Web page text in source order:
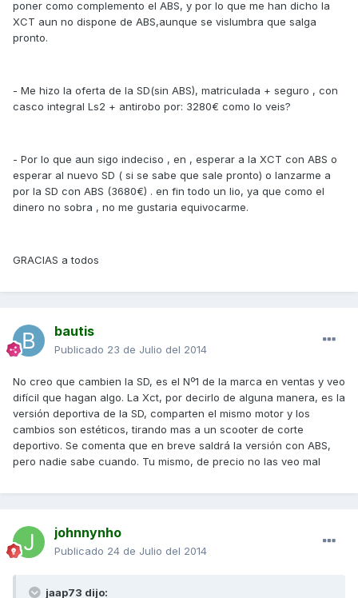
poner como complemento el ABS, y por lo que me han dicho la
XCT aun no dispone de ABS,aunque se vislumbra que salga
pronto.
- Me hizo la oferta de la SD(sin ABS), matriculada + seguro , con
casco integral Ls2 + antirobo por: 3280€ como lo veis?
- Por lo que aun sigo indeciso , en , esperar a la XCT con ABS o
esperar al nuevo SD ( si se sabe que sale pronto) o lanzarme a
por la SD con ABS (3680€) . en fin todo un lio, ya que como el
dinero no sobra , no me gustaria equivocarme.
GRACIAS a todos
bautis
Publicado 23 de Julio del 2014
No creo que cambien la SD, es el Nº1 de la marca en ventas y veo
difícil que hagan algo. La Xct, por decirlo de alguna manera, es la
versión deportiva de la SD, comparten el mismo motor y los
cambios son estéticos, tirando mas a un scooter de corte
deportivo. Se comenta que en breve saldrá la versión con ABS,
pero nadie sabe cuando. Tu mismo, de precio no las veo mal
johnnynho
Publicado 24 de Julio del 2014
jaap73 dijo: